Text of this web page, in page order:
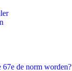
de norm worden?